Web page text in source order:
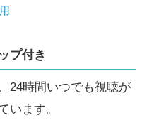
プ付き
24時間いつでも視聴が
います。